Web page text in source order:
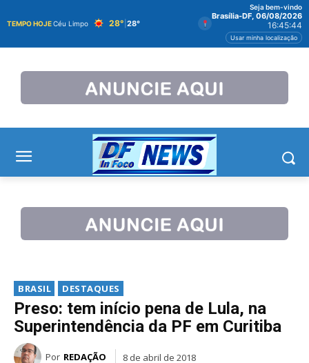
TEMPO HOJECéu Limpo 28° 28°
Seja bem-vindo
Brasília-DF, 06/08/2026
16:45:47
Usar minha localização
BRASIL DESTAQUES
Preso: tem início pena de Lula, na
Superintendência da PF em Curitiba
Por REDAÇÃO 8 de abril de 2018